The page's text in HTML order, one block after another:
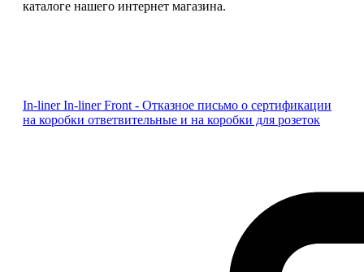
каталоге нашего интернет магазина.
In-liner In-liner Front - Отказное письмо о сертификации
на коробки ответвительные и на коробки для розеток